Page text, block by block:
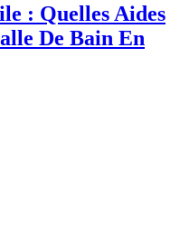
: Quelles Aides
De Bain En